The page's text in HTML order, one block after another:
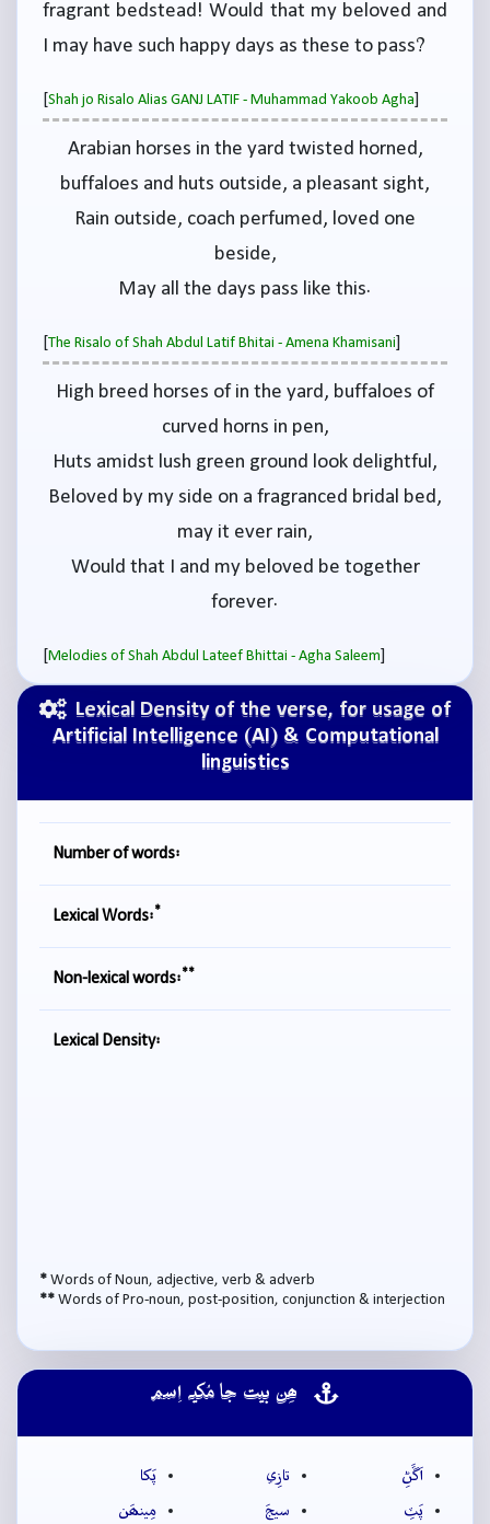
Lexical Density of the verse, for usage of
Artificial Intelligence (AI) & Computational
linguistics
Number of words:
Lexical Words:*
Non-lexical words:**
Lexical Density:
* Words of Noun, adjective, verb & adverb
** Words of Pro-noun, post-position, conjunction & interjection
ھِن بيت جا مُکيہ اِسم
اَڱَڻِ تازِي
پَکا
پَٽِ
سيجَ مِينھَن
fragrant bedstead! Would that my beloved and
I may have such happy days as these to pass?
[Shah jo Risalo Alias GANJ LATIF - Muhammad Yakoob Agha
Arabian horses in the yard twisted horned,
buffaloes and huts outside, a pleasant sight,
Rain outside, coach perfumed, loved one
beside,
May all the days pass like this.
[The Risalo of Shah Abdul Latif Bhitai - Amena Khamisani
High breed horses of in the yard, buffaloes of
curved horns in pen,
Huts amidst lush green ground look delightful,
Beloved by my side on a fragranced bridal bed,
may it ever rain,
Would that I and my beloved be together
forever.
[Melodies of Shah Abdul Lateef Bhittai - Agha Saleem